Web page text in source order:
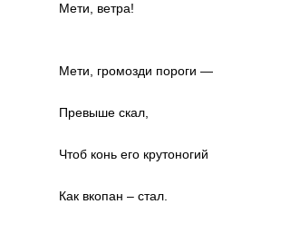
Мети, ветра!
Мети, громозди пороги —
Превыше скал,
Чтоб конь его крутоногий
Как вкопан – стал.